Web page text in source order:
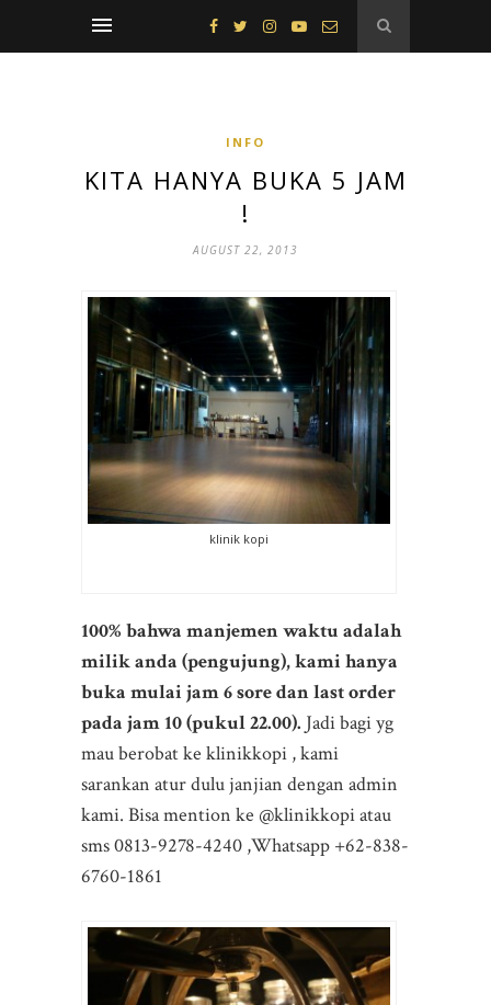
INFO
KITA HANYA BUKA 5 JAM
!
AUGUST 22, 2013
klinik kopi
100% bahwa manjemen waktu adalah
milik anda (pengujung), kami hanya
buka mulai jam 6 sore dan last order
pada jam 10 (pukul 22.00). Jadi bagi yg
mau berobat ke klinikkopi , kami
sarankan atur dulu janjian dengan admin
kami. Bisa mention ke @klinikkopi atau
sms 0813-9278-4240 ,Whatsapp +62-838-
6760-1861